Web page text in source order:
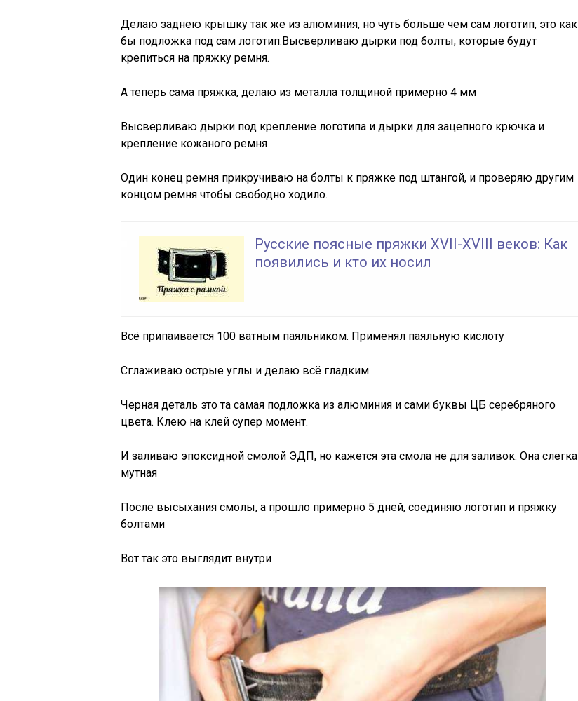
Делаю заднею крышку так же из алюминия, но чуть больше чем сам логотип, это как
бы подложка под сам логотип.Высверливаю дырки под болты, которые будут
крепиться на пряжку ремня.
А теперь сама пряжка, делаю из металла толщиной примерно 4 мм
Высверливаю дырки под крепление логотипа и дырки для зацепного крючка и
крепление кожаного ремня
Один конец ремня прикручиваю на болты к пряжке под штангой, и проверяю другим
концом ремня чтобы свободно ходило.
Русские поясные пряжки XVII-XVIII веков: Как
появились и кто их носил
Всё припаивается 100 ватным паяльником. Применял паяльную кислоту
Сглаживаю острые углы и делаю всё гладким
Черная деталь это та самая подложка из алюминия и сами буквы ЦБ серебряного
цвета. Клею на клей супер момент.
И заливаю эпоксидной смолой ЭДП, но кажется эта смола не для заливок. Она слегка
мутная
После высыхания смолы, а прошло примерно 5 дней, соединяю логотип и пряжку
болтами
Вот так это выглядит внутри